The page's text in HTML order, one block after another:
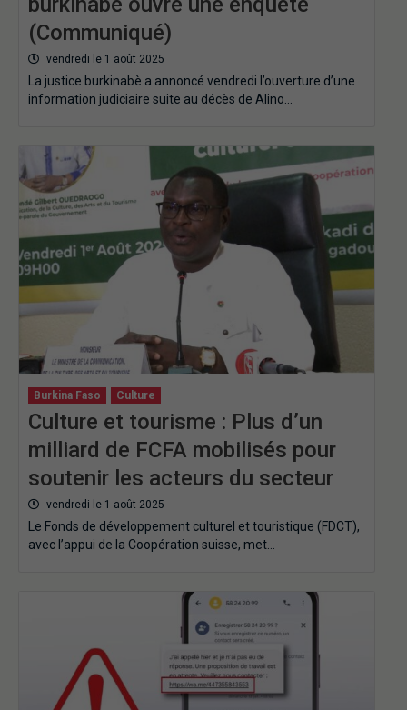
(Communiqué)
vendredi le 1 août 2025
La justice burkinabè a annoncé vendredi l’ouverture d’une
information judiciaire suite au décès de Alino…
Burkina Faso Culture
Culture et tourisme : Plus d’un
milliard de FCFA mobilisés pour
soutenir les acteurs du secteur
vendredi le 1 août 2025
Le Fonds de développement culturel et touristique (FDCT),
avec l’appui de la Coopération suisse, met…